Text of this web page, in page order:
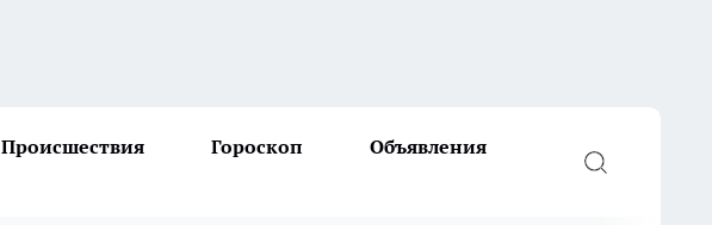
Происшествия Гороскоп
Объявления